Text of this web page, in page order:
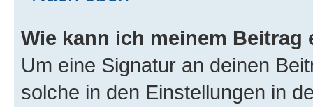
Wie kann ich meinem
Um eine Signatur an deinen
solche in den Einstellungen in